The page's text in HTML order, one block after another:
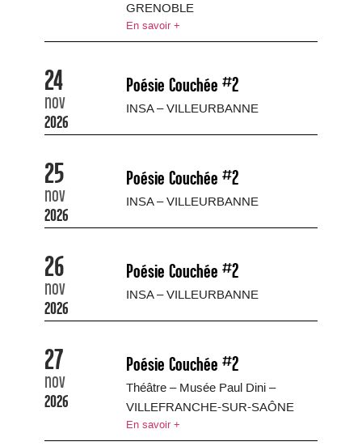
GRENOBLE
En savoir +
24
nov
2026
Poésie Couchée #2
INSA – VILLEURBANNE
25
nov
2026
Poésie Couchée #2
INSA – VILLEURBANNE
26
nov
2026
Poésie Couchée #2
INSA – VILLEURBANNE
27
nov
2026
Poésie Couchée #2
Théâtre – Musée Paul Dini –
VILLEFRANCHE-SUR-SAÔNE
En savoir +